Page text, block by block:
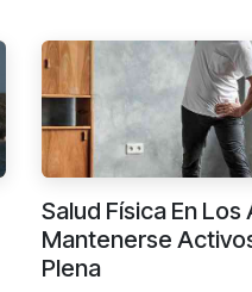
Salud Física En
Mantenerse
Plena